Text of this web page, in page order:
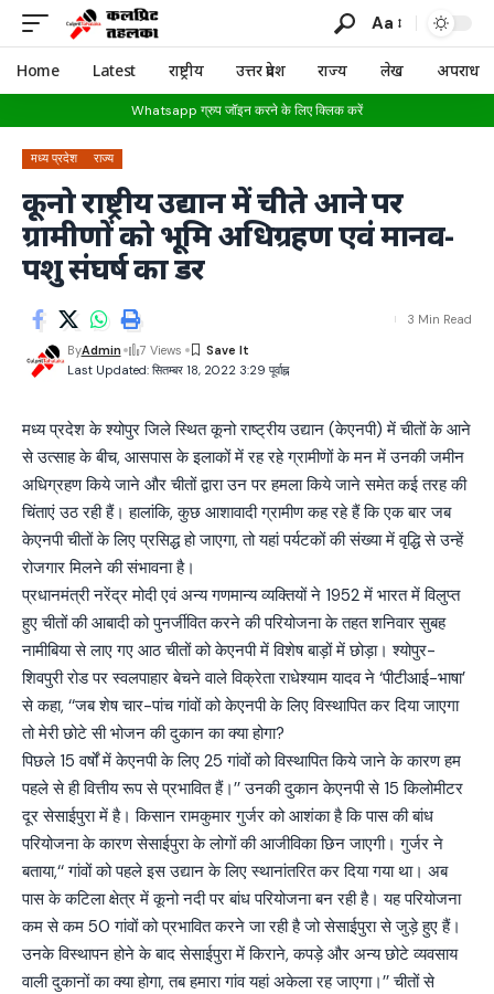
Aa
Home Latest राष्ट्रीय उत्तर प्रदेश राज्य लेख अपराध
Whatsapp ग्रुप जॉइन करने के लिए क्लिक करें
मध्य प्रदेश राज्य
कूनो राष्ट्रीय उद्यान में चीते आने पर
ग्रामीणों को भूमि अधिग्रहण एवं मानव-
पशु संघर्ष का डर
Last Updated: सितम्बर 18, 2022 3:29 पूर्वाह्न
ByAdmin 7 Views
3 Min Read
मध्य प्रदेश के श्योपुर जिले स्थित कूनो राष्ट्रीय उद्यान (केएनपी) में चीतों के आने
से उत्साह के बीच, आसपास के इलाकों में रह रहे ग्रामीणों के मन में उनकी जमीन
अधिग्रहण किये जाने और चीतों द्वारा उन पर हमला किये जाने समेत कई तरह की
चिंताएं उठ रही हैं। हालांकि, कुछ आशावादी ग्रामीण कह रहे हैं कि एक बार जब
केएनपी चीतों के लिए प्रसिद्ध हो जाएगा, तो यहां पर्यटकों की संख्या में वृद्धि से उन्हें
रोजगार मिलने की संभावना है।
प्रधानमंत्री नरेंद्र मोदी एवं अन्य गणमान्य व्यक्तियों ने 1952 में भारत में विलुप्त
हुए चीतों की आबादी को पुनर्जीवित करने की परियोजना के तहत शनिवार सुबह
नामीबिया से लाए गए आठ चीतों को केएनपी में विशेष बाड़ों में छोड़ा। श्योपुर-
शिवपुरी रोड पर स्वलपाहार बेचने वाले विक्रेता राधेश्याम यादव ने ‘पीटीआई-भाषा’
से कहा, ‘‘जब शेष चार-पांच गांवों को केएनपी के लिए विस्थापित कर दिया जाएगा
तो मेरी छोटे सी भोजन की दुकान का क्या होगा?
पिछले 15 वर्षों में केएनपी के लिए 25 गांवों को विस्थापित किये जाने के कारण हम
पहले से ही वित्तीय रूप से प्रभावित हैं।’’ उनकी दुकान केएनपी से 15 किलोमीटर
दूर सेसाईपुरा में है। किसान रामकुमार गुर्जर को आशंका है कि पास की बांध
परियोजना के कारण सेसाईपुरा के लोगों की आजीविका छिन जाएगी। गुर्जर ने
बताया,‘‘ गांवों को पहले इस उद्यान के लिए स्थानांतरित कर दिया गया था। अब
पास के कटिला क्षेत्र में कूनो नदी पर बांध परियोजना बन रही है। यह परियोजना
कम से कम 50 गांवों को प्रभावित करने जा रही है जो सेसाईपुरा से जुड़े हुए हैं।
उनके विस्थापन होने के बाद सेसाईपुरा में किराने, कपड़े और अन्य छोटे व्यवसाय
वाली दुकानों का क्या होगा, तब हमारा गांव यहां अकेला रह जाएगा।’’ चीतों से